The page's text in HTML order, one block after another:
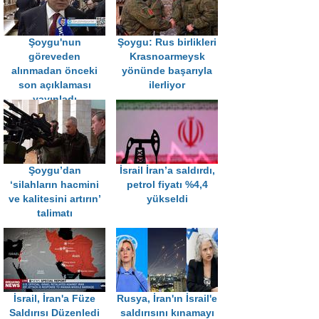
Şoygu'nun
göreveden
alınmadan önceki
son açıklaması
yayınladı
Şoygu: Rus birlikleri
Krasnoarmeysk
yönünde başarıyla
ilerliyor
Şoygu’dan
‘silahların hacmini
ve kalitesini artırın’
talimatı
İsrail İran’a saldırdı,
petrol fiyatı %4,4
yükseldi
İsrail, İran'a Füze
Saldırısı Düzenledi
Rusya, İran'ın İsrail'e
saldırısını kınamayı